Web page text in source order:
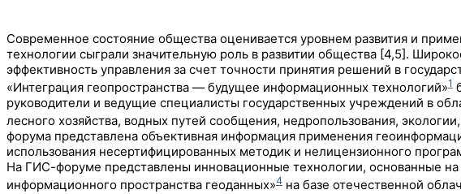
Современное состояние общества оценивается уровнем развития и
технологии сыграли значительную роль в развитии общества [4,5].
эффективность управления за счет точности принятия решений в
«Интеграция геопространства — будущее информационных технологий»1
руководители и ведущие специалисты государственных учреждений в
лесного хозяйства, водных путей сообщения, недропользования,
форума представлена объективная информация применения
использования несертифицированных методик и нелицензионного
На ГИС-форуме представлены инновационные технологии, основанные
информационного пространства геоданных»4 на базе отечественной